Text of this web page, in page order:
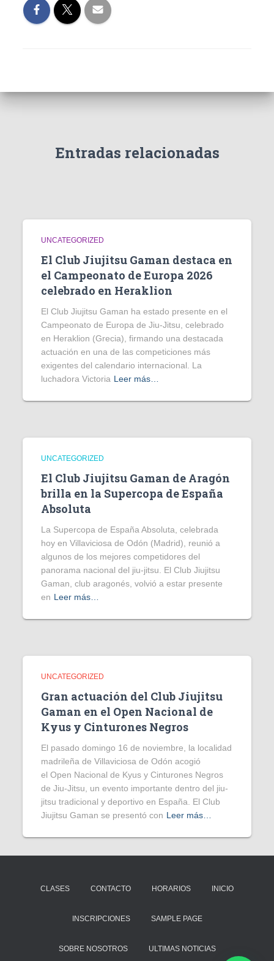
Entradas relacionadas
UNCATEGORIZED
El Club Jiujitsu Gaman destaca en
el Campeonato de Europa 2026
celebrado en Heraklion
El Club Jiujitsu Gaman ha estado presente en el
Campeonato de Europa de Jiu-Jitsu, celebrado
en Heraklion (Grecia), firmando una destacada
actuación en una de las competiciones más
exigentes del calendario internacional. La
luchadora Victoria Leer más…
UNCATEGORIZED
El Club Jiujitsu Gaman de Aragón
brilla en la Supercopa de España
Absoluta
La Supercopa de España Absoluta, celebrada
hoy en Villaviciosa de Odón (Madrid), reunió a
algunos de los mejores competidores del
panorama nacional del jiu-jitsu. El Club Jiujitsu
Gaman, club aragonés, volvió a estar presente
en Leer más…
UNCATEGORIZED
Gran actuación del Club Jiujitsu
Gaman en el Open Nacional de
Kyus y Cinturones Negros
El pasado domingo 16 de noviembre, la localidad
madrileña de Villaviciosa de Odón acogió
el Open Nacional de Kyus y Cinturones Negros
de Jiu-Jitsu, un evento importante dentro del jiu-
jitsu tradicional y deportivo en España. El Club
Jiujitsu Gaman se presentó con Leer más…
CLASES CONTACTO HORARIOS INICIO
INSCRIPCIONES SAMPLE PAGE
SOBRE NOSOTROS ULTIMAS NOTICIAS